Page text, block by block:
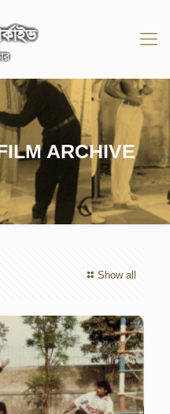
ARCHIVE
Show all